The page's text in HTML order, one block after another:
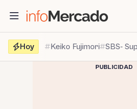
contenido
Hoy
Keiko Fujimori SBS-
PUBLICIDAD